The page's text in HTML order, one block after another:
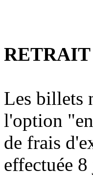
Les billets
l'option
de frais
effectuée